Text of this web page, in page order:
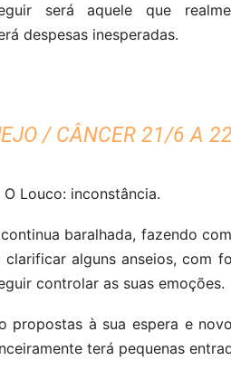
será aquele que
despesas inesperadas.
/ CÂNCER 21/6 A
O Louco: inconstância.
baralhada, fazendo
alguns anseios, com
controlar as suas emoções.
propostas à sua espera e
terá pequenas